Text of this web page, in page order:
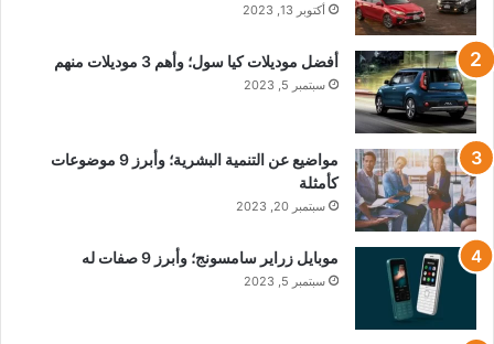
أكتوبر 13, 2023
أفضل موديلات كيا سول؛ وأهم 3 موديلات منهم
سبتمبر 5, 2023
مواضيع عن التنمية البشرية؛ وأبرز 9 موضوعات
كأمثلة
سبتمبر 20, 2023
موبايل زراير سامسونج؛ وأبرز 9 صفات له
سبتمبر 5, 2023